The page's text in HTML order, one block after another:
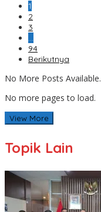
1
2
3
…
94
Berikutnya
No More Posts Available.
No more pages to load.
View More
Topik Lain